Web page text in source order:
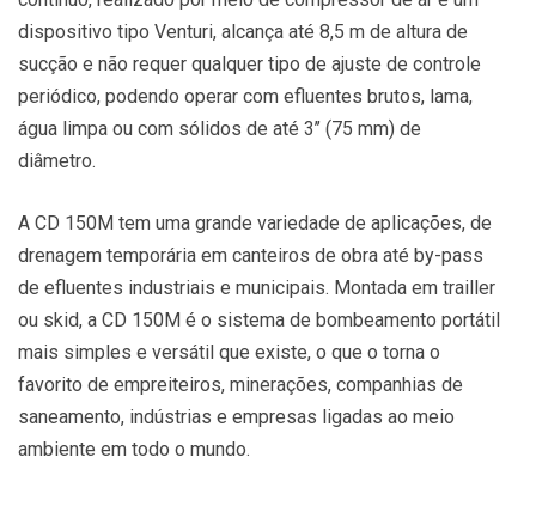
dispositivo tipo Venturi, alcança até 8,5 m de altura de
sucção e não requer qualquer tipo de ajuste de controle
periódico, podendo operar com efluentes brutos, lama,
água limpa ou com sólidos de até 3’’ (75 mm) de
diâmetro.
A CD 150M tem uma grande variedade de aplicações, de
drenagem temporária em canteiros de obra até by-pass
de efluentes industriais e municipais. Montada em trailler
ou skid, a CD 150M é o sistema de bombeamento portátil
mais simples e versátil que existe, o que o torna o
favorito de empreiteiros, minerações, companhias de
saneamento, indústrias e empresas ligadas ao meio
ambiente em todo o mundo.